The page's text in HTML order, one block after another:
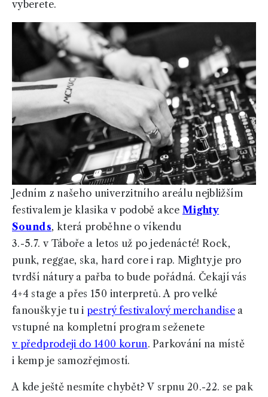
vyberete.
Jedním z našeho univerzitního areálu nejbližším
festivalem je klasika v podobě akce Mighty
Sounds, která proběhne o víkendu
3.-5.7. v Táboře a letos už po jedenácté! Rock,
punk, reggae, ska, hard core i rap. Mighty je pro
tvrdší nátury a pařba to bude pořádná. Čekají vás
4+4 stage a přes 150 interpretů. A pro velké
fanoušky je tu i pestrý festivalový merchandisea
vstupné na kompletní program seženete
v předprodeji do 1400 korun. Parkování na místě
i kemp je samozřejmostí.
A kde ještě nesmíte chybět? V srpnu 20.-22. se pak